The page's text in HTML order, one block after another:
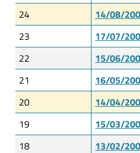
24
14/08/
23
17/07/
22
15/06/
21
16/05/
20
14/04/
19
15/03/
18
13/02/